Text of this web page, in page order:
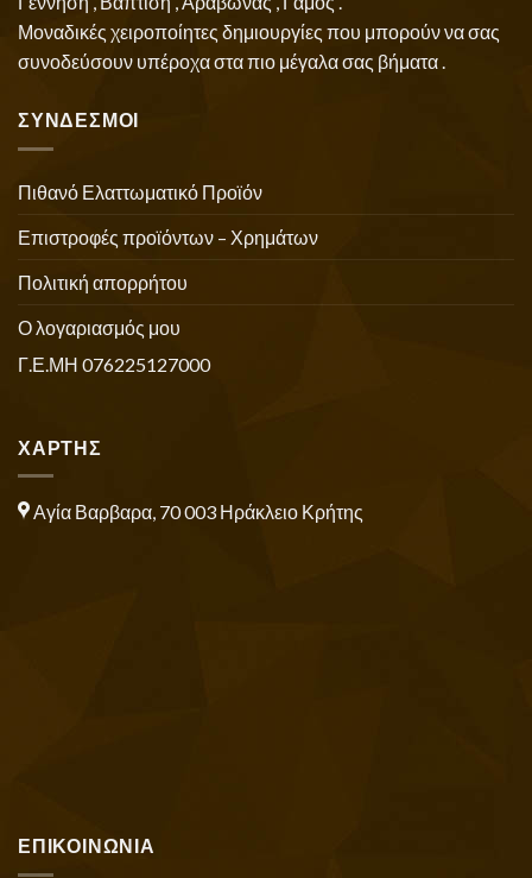
Μοναδικές χειροποίητες δημιουργίες που μπορούν να σας
συνοδεύσουν υπέροχα στα πιο μέγαλα σας βήματα .
ΣΥΝΔΕΣΜΟΙ
Πιθανό Ελαττωματικό Προϊόν
Επιστροφές προϊόντων – Χρημάτων
Πολιτική απορρήτου
Ο λογαριασμός μου
Γ.Ε.ΜΗ 076225127000
ΧΑΡΤΗΣ
Αγία Βαρβαρα, 70 003 Ηράκλειο Κρήτης
ΕΠΙΚΟΙΝΩΝΙΑ